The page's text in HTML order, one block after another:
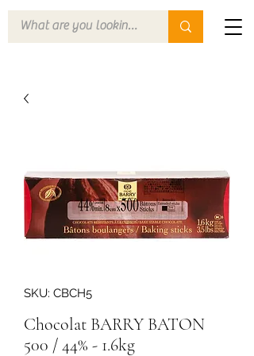
SKU: CBCH5
Chocolat BARRY BATON
500 / 44% - 1.6kg